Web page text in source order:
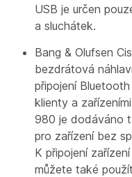
USB je určen
a sluchátek.
Bang & Olufsen
bezdrátová
připojení
klienty a
980 je dodáváno
pro zařízení bez
K připojení
můžete také